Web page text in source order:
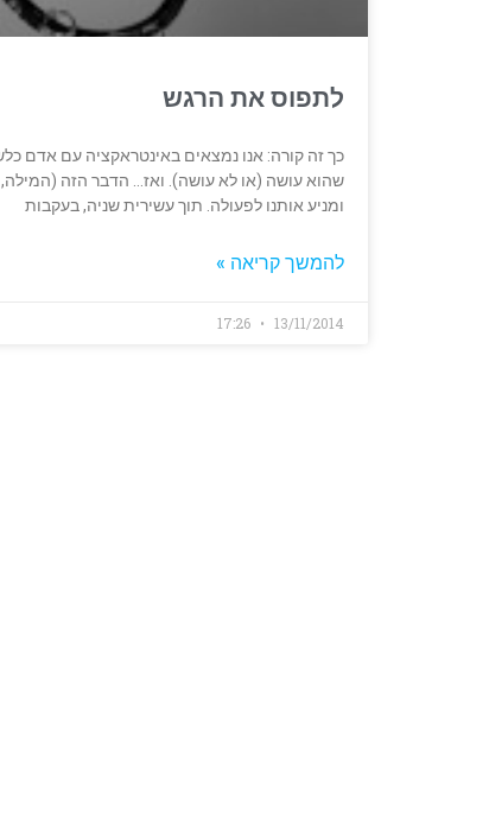
לתפוס את הרגש
כך זה קורה: אנו נמצאים באינטראקציה עם אדם
שהוא עושה (או לא עושה). ואז… הדבר הזה
ומניע אותנו לפעולה. תוך עשירית שניה, בעקבות
להמשך קריאה »
13/11/2014